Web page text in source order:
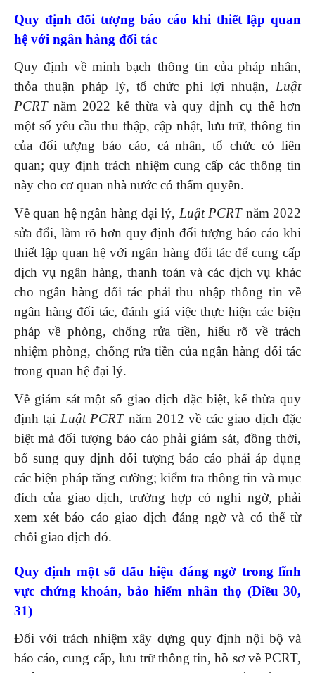
Quy định đối tượng báo cáo khi thiết lập quan
hệ với ngân hàng đối tác
Quy định về minh bạch thông tin của pháp nhân,
thỏa thuận pháp lý, tổ chức phi lợi nhuận, Luật
PCRTnăm 2022 kế thừa và quy định cụ thể hơn
một số yêu cầu thu thập, cập nhật, lưu trữ, thông tin
của đối tượng báo cáo, cá nhân, tổ chức có liên
quan; quy định trách nhiệm cung cấp các thông tin
này cho cơ quan nhà nước có thẩm quyền.
Về quan hệ ngân hàng đại lý, Luật PCRTnăm 2022
sửa đổi, làm rõ hơn quy định đối tượng báo cáo khi
thiết lập quan hệ với ngân hàng đối tác để cung cấp
dịch vụ ngân hàng, thanh toán và các dịch vụ khác
cho ngân hàng đối tác phải thu nhập thông tin về
ngân hàng đối tác, đánh giá việc thực hiện các biện
pháp về phòng, chống rửa tiền, hiểu rõ về trách
nhiệm phòng, chống rửa tiền của ngân hàng đối tác
trong quan hệ đại lý.
Về giám sát một số giao dịch đặc biệt, kế thừa quy
định tại Luật PCRTnăm 2012 về các giao dịch đặc
biệt mà đối tượng báo cáo phải giám sát, đồng thời,
bổ sung quy định đối tượng báo cáo phải áp dụng
các biện pháp tăng cường; kiểm tra thông tin và mục
đích của giao dịch, trường hợp có nghi ngờ, phải
xem xét báo cáo giao dịch đáng ngờ và có thể từ
chối giao dịch đó.
Quy định một số dấu hiệu đáng ngờ trong lĩnh
vực chứng khoán, bảo hiểm nhân thọ (Điều 30,
31)
Đối với trách nhiệm xây dựng quy định nội bộ và
báo cáo, cung cấp, lưu trữ thông tin, hồ sơ về PCRT,